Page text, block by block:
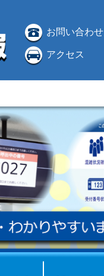
お問い合わせ
アクセス